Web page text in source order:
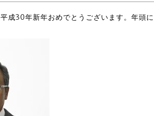
成30年新年おめでとうございます。年頭